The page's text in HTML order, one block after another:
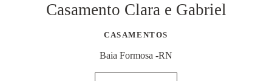
Casamento Clara e Gabriel
CASAMENTOS
Baia Formosa -RN